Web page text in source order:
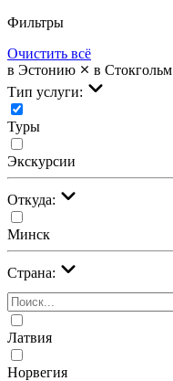
Фильтры
Очистить всё
в Эстонию
в Стокгольм
Тип услуги:
Туры
Экскурсии
Откуда:
Минск
Страна:
Латвия
Норвегия